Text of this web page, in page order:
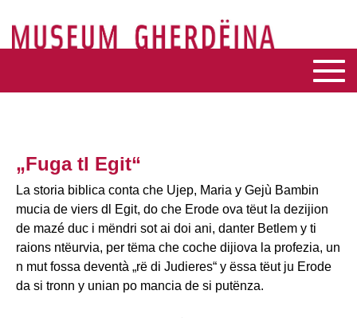
„Fuga tl Egit“
La storia biblica conta che Ujep, Maria y Gejù Bambin
mucia de viers dl Egit, do che Erode ova tëut la dezijion
de mazé duc i mëndri sot ai doi ani, danter Betlem y ti
raions ntëurvia, per tëma che coche dijiova la profezia, un
n mut fossa deventà „rë di Judieres“ y ëssa tëut ju Erode
da si tronn y unian po mancia de si putënza.